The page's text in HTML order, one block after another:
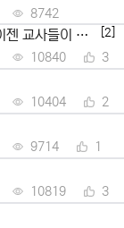
8742
젠 교사들이 뿔
[2]
10840 3
10404 2
9714 1
10819 3